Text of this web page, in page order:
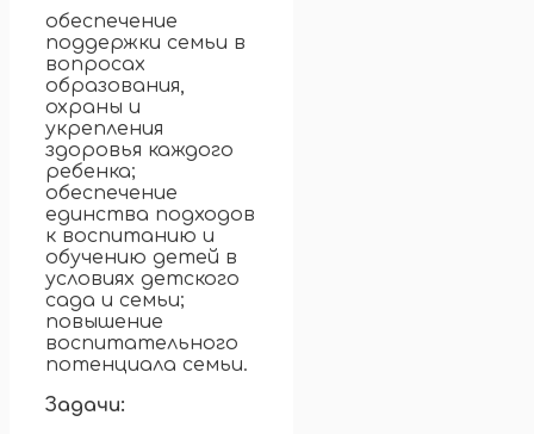
обеспечение
поддержки семьи в
вопросах
образования,
охраны и
укрепления
здоровья каждого
ребенка;
обеспечение
единства подходов
к воспитанию и
обучению детей в
условиях детского
сада и семьи;
повышение
воспитательного
потенциала семьи.
Задачи: